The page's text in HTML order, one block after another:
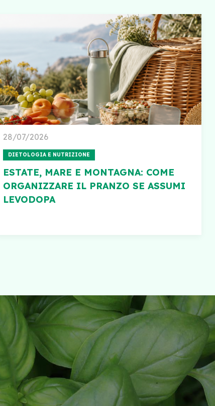
28/07/2026
DIETOLOGIA E NUTRIZIONE
ESTATE, MARE E MONTAGNA: COME
ORGANIZZARE IL PRANZO SE ASSUMI
LEVODOPA